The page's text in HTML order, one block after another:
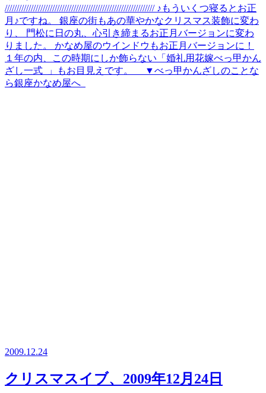
/////////////////////////////////////////////////////////////// ♪もういくつ寝るとお正
月♪ですね。 銀座の街もあの華やかなクリスマス装飾に変わ
り、 門松に日の丸、心引き締まるお正月バージョンに変わ
りました。 かなめ屋のウインドウもお正月バージョンに！
１年の内、この時期にしか飾らない「婚礼用花嫁べっ甲かん
ざし一式 」もお目見えです。 ▼べっ甲かんざしのことな
ら銀座かなめ屋へ
2009.12.24
クリスマスイブ、2009年12月24日